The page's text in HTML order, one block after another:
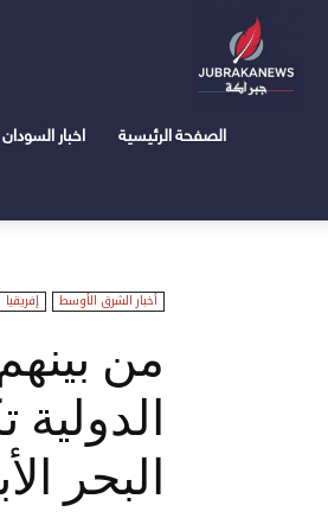
الصفحة الرئيسية اخبار السودان
أخبار الشرق الأوسط إفريقيا
البحر